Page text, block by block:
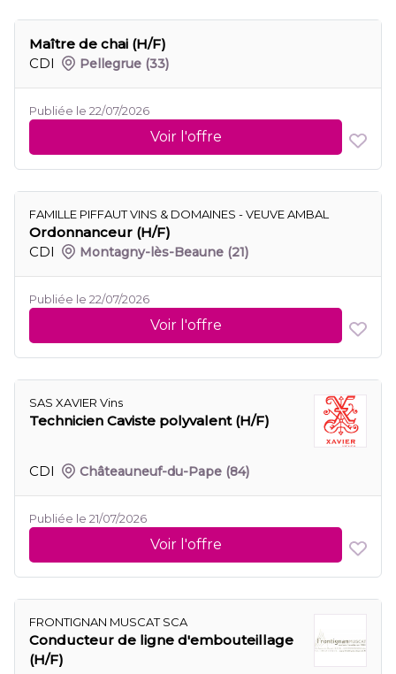
Maître de chai (H/F)
CDI
Pellegrue (33)
Publiée le 22/07/2026
Voir l'offre
FAMILLE PIFFAUT VINS & DOMAINES - VEUVE AMBAL
Ordonnanceur (H/F)
CDI
Montagny-lès-Beaune (21)
Publiée le 22/07/2026
Voir l'offre
SAS XAVIER Vins
Technicien Caviste polyvalent (H/F)
CDI Châteauneuf-du-Pape (84)
Publiée le 21/07/2026
Voir l'offre
FRONTIGNAN MUSCAT SCA
Conducteur de ligne d'embouteillage
(H/F)